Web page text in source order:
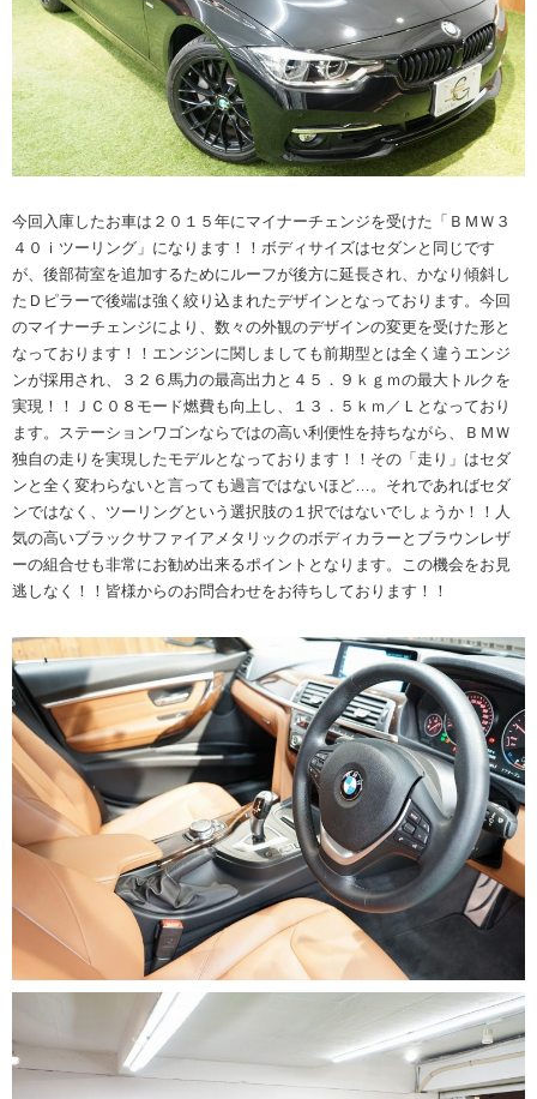
今回入庫したお車は２０１５年にマイナーチェンジを受けた「ＢＭＷ３
４０ｉツーリング」になります！！ボディサイズはセダンと同じです
が、後部荷室を追加するためにルーフが後方に延長され、かなり傾斜し
たＤピラーで後端は強く絞り込まれたデザインとなっております。今回
のマイナーチェンジにより、数々の外観のデザインの変更を受けた形と
なっております！！エンジンに関しましても前期型とは全く違うエンジ
ンが採用され、３２６馬力の最高出力と４５．９ｋｇｍの最大トルクを
実現！！ＪＣ０８モード燃費も向上し、１３．５ｋｍ／Ｌとなっており
ます。ステーションワゴンならではの高い利便性を持ちながら、ＢＭＷ
独自の走りを実現したモデルとなっております！！その「走り」はセダ
ンと全く変わらないと言っても過言ではないほど…。それであればセダ
ンではなく、ツーリングという選択肢の１択ではないでしょうか！！人
気の高いブラックサファイアメタリックのボディカラーとブラウンレザ
ーの組合せも非常にお勧め出来るポイントとなります。この機会をお見
逃しなく！！皆様からのお問合わせをお待ちしております！！